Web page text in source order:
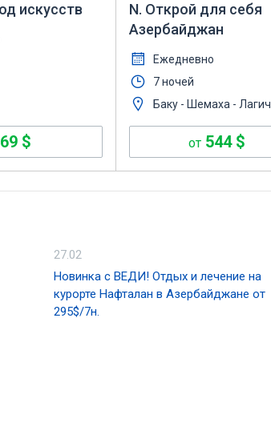
искусств
$
N. Открой для себя
Азербайджан
Ежедневно
7 ночей
Баку - Шемаха - Лагич
от544 $
27.02
Новинка с ВЕДИ! Отдых и лечение на
курорте Нафталан в Азербайджане от
295$/7н.